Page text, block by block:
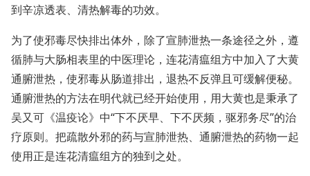
到辛凉透表、清热解毒的功效。
为了使邪毒尽快排出体外，除了宣肺泄热一条途径之外，遵
循肺与大肠相表里的中医理论，连花清瘟组方中加入了大黄
通腑泄热，使邪毒从肠道排出，退热不反弹且可缓解便秘。
通腑泄热的方法在明代就已经开始使用，用大黄也是秉承了
吴又可《温疫论》中“下不厌早、下不厌频，驱邪务尽”的治
疗原则。把疏散外邪的药与宣肺泄热、通腑泄热的药物一起
使用正是连花清瘟组方的独到之处。